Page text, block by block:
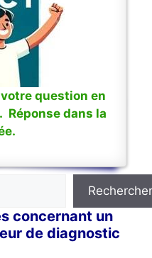
question en
dans la
Rechercher
concernant un
de diagnostic